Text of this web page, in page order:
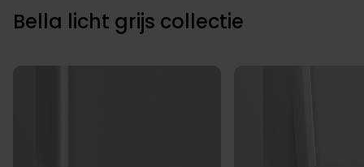
Bella licht grijs collectie